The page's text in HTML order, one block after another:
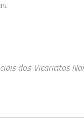
dos Vicariatos